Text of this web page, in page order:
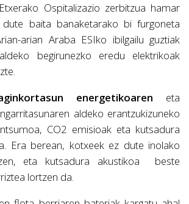
Ospitalizazio zerbitzua hamar
dute baita banaketarako bi furgoneta
arian Araba ESIko ibilgailu guztiak
begirunezko eredu elektrikoak
energetikoaren eta
aldeko erantzukizuneko
CO2 emisioak eta kutsadura
Era berean, kotxeek ez dute inolako
eta kutsadura akustikoa beste
lortzen da.